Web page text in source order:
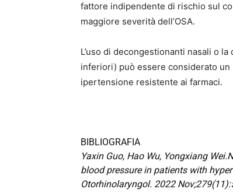
fattore indipendente di rischio sul
maggiore severità dell’OSA.
L’uso di decongestionanti nasali o
inferiori) può essere considerato
ipertensione resistente ai farmaci.
BIBLIOGRAFIA
Yaxin Guo, Hao Wu, Yongxiang Wei.
blood pressure in patients with
Otorhinolaryngol. 2022